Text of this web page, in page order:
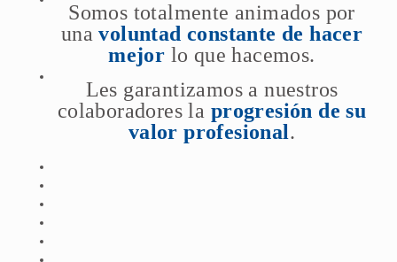
Somos totalmente animados por
unavoluntad constante de hacer
mejor lo que hacemos.
Les garantizamos a nuestros
colaboradores la progresión de su
valor profesional.